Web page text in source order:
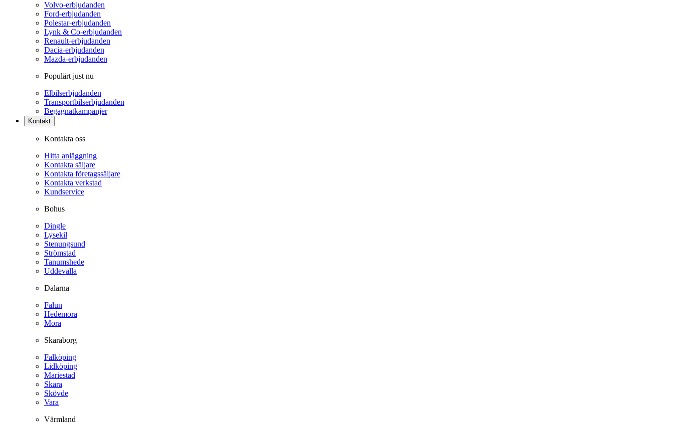
Volvo-erbjudanden
Ford-erbjudanden
Polestar-erbjudanden
Lynk & Co-erbjudanden
Renault-erbjudanden
Dacia-erbjudanden
Mazda-erbjudanden
Populärt just nu
Elbilserbjudanden
Transportbilserbjudanden
Begagnatkampanjer
Kontakt
Kontakta oss
Hitta anläggning
Kontakta säljare
Kontakta företagssäljare
Kontakta verkstad
Kundservice
Bohus
Dingle
Lysekil
Stenungsund
Strömstad
Tanumshede
Uddevalla
Dalarna
Falun
Hedemora
Mora
Skaraborg
Falköping
Lidköping
Mariestad
Skara
Skövde
Vara
Värmland